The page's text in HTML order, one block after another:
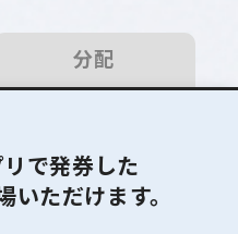
で発券した
いただけます。
分配